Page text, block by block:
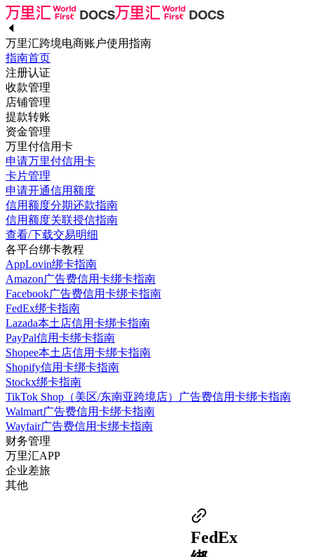
万里汇跨境电商账户使用指南
指南首页
注册认证
收款管理
店铺管理
提款转账
资金管理
万里付信用卡
申请万里付信用卡
卡片管理
申请开通信用额度
信用额度分期还款指南
信用额度关联授信指南
查看/下载交易明细
各平台绑卡教程
AppLovin绑卡指南
Amazon广告费信用卡绑卡指南
Facebook广告费信用卡绑卡指南
FedEx绑卡指南
Lazada本土店信用卡绑卡指南
PayPal信用卡绑卡指南
Shopee本土店信用卡绑卡指南
Shopify信用卡绑卡指南
Stockx绑卡指南
TikTok Shop（美区/东南亚跨境店）广告费信用卡绑卡指南
Walmart广告费信用卡绑卡指南
Wayfair广告费信用卡绑卡指南
财务管理
万里汇APP
企业差旅
其他
FedEx